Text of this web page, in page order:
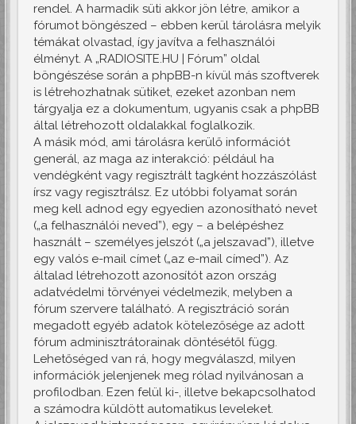
rendel. A harmadik süti akkor jön létre, amikor a
fórumot böngészed – ebben kerül tárolásra melyik
témákat olvastad, így javítva a felhasználói
élményt. A „RADIOSITE.HU | Fórum” oldal
böngészése során a phpBB-n kívül más szoftverek
is létrehozhatnak sütiket, ezeket azonban nem
tárgyalja ez a dokumentum, ugyanis csak a phpBB
által létrehozott oldalakkal foglalkozik.
A másik mód, ami tárolásra kerülő információt
generál, az maga az interakció: például ha
vendégként vagy regisztrált tagként hozzászólást
írsz vagy regisztrálsz. Ez utóbbi folyamat során
meg kell adnod egy egyedien azonosítható nevet
(„a felhasználói neved”), egy – a belépéshez
használt – személyes jelszót („a jelszavad”), illetve
egy valós e-mail címet („az e-mail címed”). Az
általad létrehozott azonosítót azon ország
adatvédelmi törvényei védelmezik, melyben a
fórum szervere található. A regisztráció során
megadott egyéb adatok kötelezősége az adott
fórum adminisztrátorainak döntésétől függ.
Lehetőséged van rá, hogy megválaszd, milyen
információk jelenjenek meg rólad nyilvánosan a
profilodban. Ezen felül ki-, illetve bekapcsolhatod
a számodra küldött automatikus leveleket.